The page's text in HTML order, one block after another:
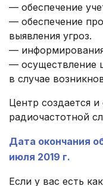
— обеспечение
— обеспечение
выявления угроз.
— информирования
— осуществление
в случае
Центр создается
радиочастотной
Дата окончания
июля 2019 г.
Если у вас есть